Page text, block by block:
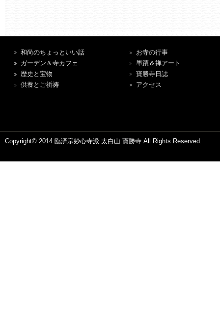
和尚のちょっといい話
ガーデン＆寺カフェ
歴史と宝物
供養とご祈祷
お寺の行事
墨蹟＆禅アート
寶勝寺日誌
アクセス
Copyright© 2014 臨済宗妙心寺派 太白山 寶勝寺 All Rights Reserved.